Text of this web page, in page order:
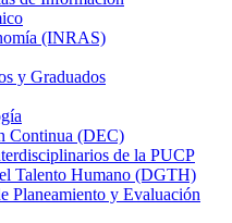
(INRAS)
y Graduados
Continua (DEC)
de la PUCP
Talento Humano (DGTH)
Planeamiento y Evaluación